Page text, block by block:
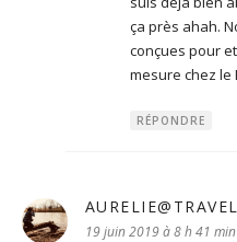
ça près ahah.
conçues pour
mesure chez le
RÉPONDRE
19 juin 2019 à 8 h 41 min